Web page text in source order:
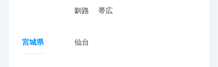
釧路 帯広
宮城県 仙台